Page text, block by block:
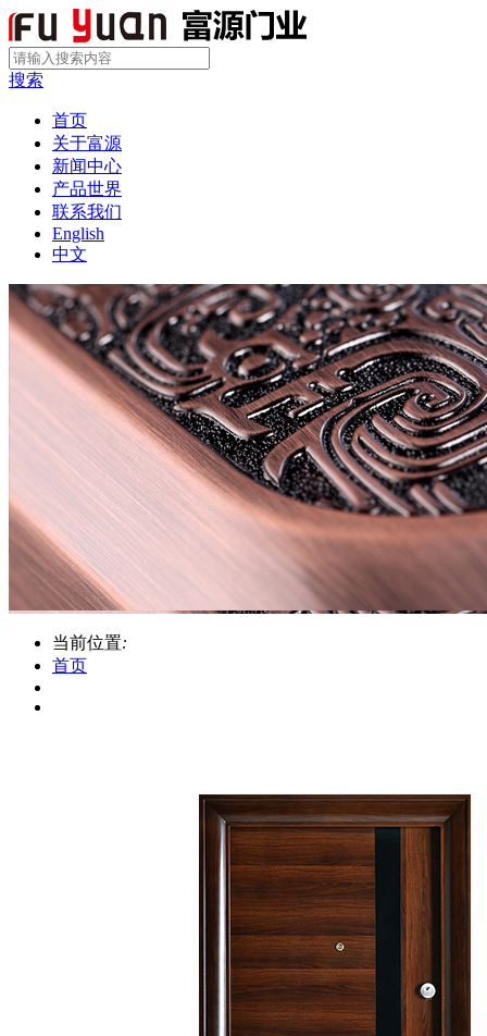
搜索
首页
关于富源
新闻中心
产品世界
联系我们
English
中文
当前位置:
首页